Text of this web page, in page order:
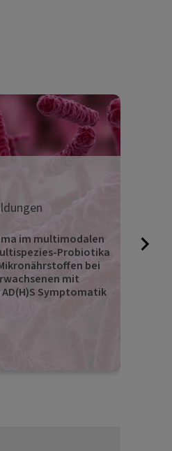
im multimodalen
Probiotika
bei
mit
Symptomatik